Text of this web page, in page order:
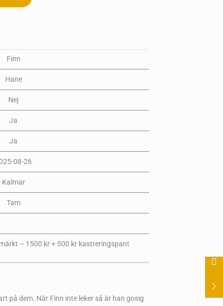
Finn
Hane
Nej
Ja
Ja
08-26
Kalmar
Tam
– 1500 kr + 500 kr kastreringspant
på dem. När Finn inte leker så är han gosig